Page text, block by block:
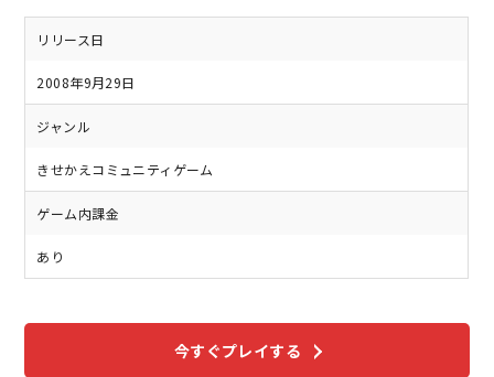
リリース日
2008年9月29日
ジャンル
きせかえコミュニティゲーム
ゲーム内課金
あり
今すぐプレイする